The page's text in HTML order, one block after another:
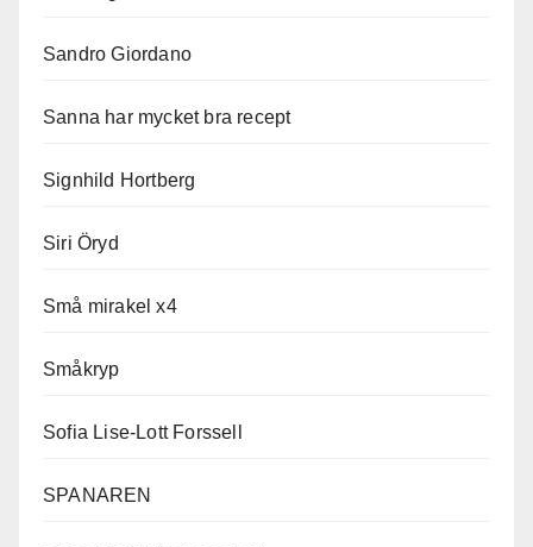
Sandro Giordano
Sanna har mycket bra recept
Signhild Hortberg
Siri Öryd
Små mirakel x4
Småkryp
Sofia Lise-Lott Forssell
SPANAREN